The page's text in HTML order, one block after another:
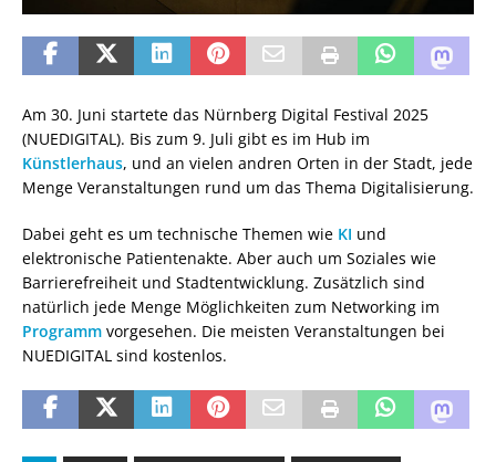
Am 30. Juni startete das Nürnberg Digital Festival 2025
(NUEDIGITAL). Bis zum 9. Juli gibt es im Hub im
Künstlerhaus, und an vielen andren Orten in der Stadt, jede
Menge Veranstaltungen rund um das Thema Digitalisierung.
Dabei geht es um technische Themen wie KI und
elektronische Patientenakte. Aber auch um Soziales wie
Barrierefreiheit und Stadtentwicklung. Zusätzlich sind
natürlich jede Menge Möglichkeiten zum Networking im
Programm vorgesehen. Die meisten Veranstaltungen bei
NUEDIGITAL sind kostenlos.